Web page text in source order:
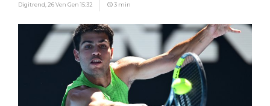
Digitrend, 26 Ven Gen 15:32 3 min